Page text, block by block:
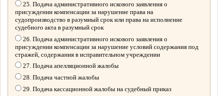
25. Подача административного искового заявления о
присуждении компенсации за нарушение права на
судопроизводство в разумный срок или права на исполнение
судебного акта в разумный срок
26. Подача административного искового заявления о
присуждении компенсации за нарушение условий содержания под
стражей, содержания в исправительном учреждении
27. Подача апелляционной жалобы
28. Подача частной жалобы
29. Подача кассационной жалобы на судебный приказ